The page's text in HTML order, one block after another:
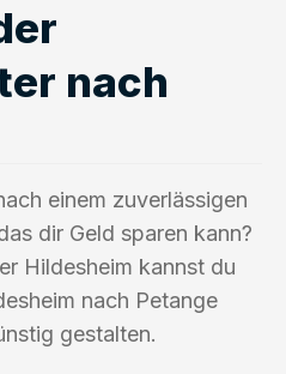
nach
einem zuverlässigen
dir Geld sparen kann?
Hildesheim kannst du
nach Petange
gestalten.